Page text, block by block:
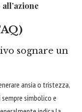
sognare un
ansia o tristezza,
simbolico e